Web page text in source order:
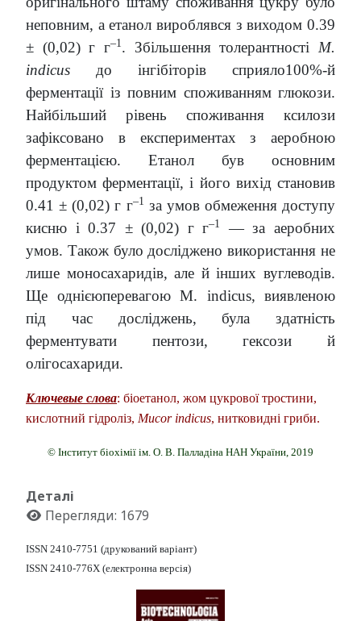
неповним, а етанол вироблявся з виходом 0.39
± (0,02) г г–1. Збільшення толерантності M.
indicus до інгібіторів сприяло100%-й
ферментації із повним споживанням глюкози.
Найбільший рівень споживання ксилози
зафіксовано в експериментах з аеробною
ферментацією. Етанол був основним
продуктом ферментації, і його вихід становив
0.41 ± (0,02) г г–1 за умов обмеження доступу
кисню і 0.37 ± (0,02) г г–1
— за аеробних
умов. Також було досліджено використання не
лише моносахаридів, але й інших вуглеводів.
Ще однієюперевагою M. indicus, виявленою
під час досліджень, була здатність
ферментувати пентози, гексози й
олігосахариди.
Ключевые слова: біоетанол, жом цукрової тростини,
кислотний гідроліз, Mucor indicus, нитковидні гриби.
© Інститут біохімії ім. О. В. Палладіна НАН України, 2019
Деталі
Перегляди: 1679
ISSN 2410-7751 (друкований варіант)
ISSN 2410-776X (електронна версія)